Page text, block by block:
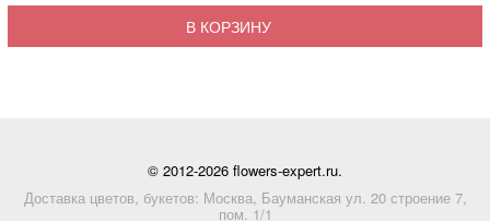
В КОРЗИНУ
© 2012-2026 flowers-expert.ru.
Доставка цветов, букетов: Москва, Бауманская ул. 20 строение 7,
пом. 1/1